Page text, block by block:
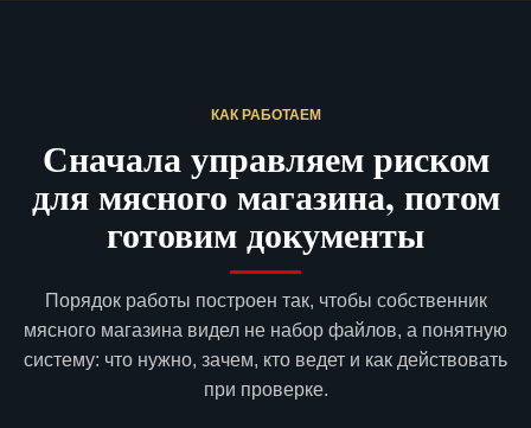
КАК РАБОТАЕМ
Сначала управляем риском
для мясного магазина, потом
готовим документы
Порядок работы построен так, чтобы собственник
мясного магазина видел не набор файлов, а понятную
систему: что нужно, зачем, кто ведет и как действовать
при проверке.